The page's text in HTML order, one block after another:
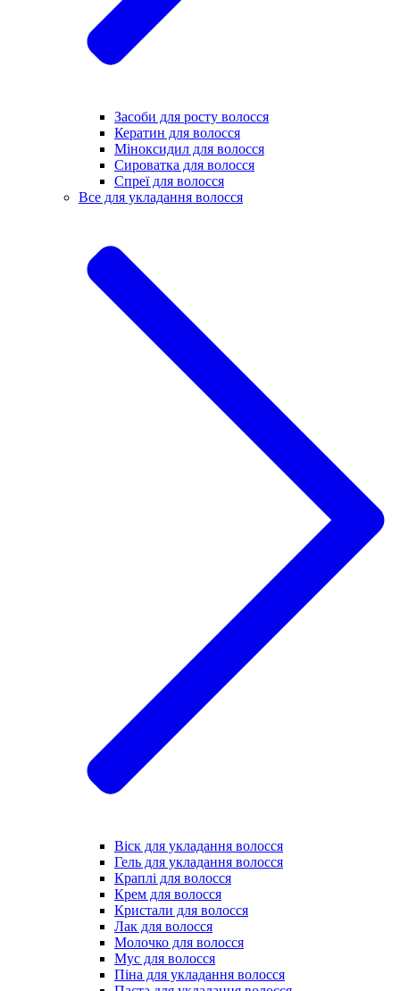
Засоби для росту волосся
Кератин для волосся
Міноксидил для волосся
Сироватка для волосся
Спреї для волосся
Все для укладання волосся
Віск для укладання волосся
Гель для укладання волосся
Краплі для волосся
Крем для волосся
Кристали для волосся
Лак для волосся
Молочко для волосся
Мус для волосся
Піна для укладання волосся